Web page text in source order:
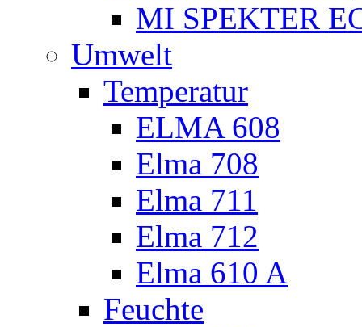
MI SPEKTER
Umwelt
Temperatur
ELMA 608
Elma 708
Elma 711
Elma 712
Elma 610 A
Feuchte